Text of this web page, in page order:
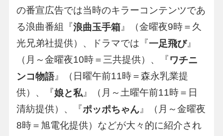
の番宣広告では当時のキラーコンテンツであ
る浪曲番組『浪曲玉手箱』（金曜夜9時＝久
光兄弟社提供）、ドラマでは『一足飛び』
（月～金曜夜10時＝三共提供）、『ワチニ
ンコ物語』（日曜午前11時＝森永乳業提
供）、『娘と私』（月～土曜午前11時＝日
清紡提供）、『ポッポちゃん』（月～金曜夜
8時＝旭電化提供）などが大々的に紹介され